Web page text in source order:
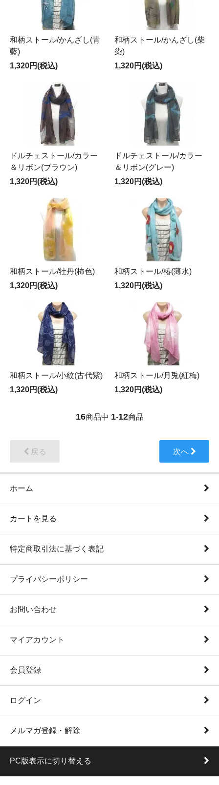
和柄ストール/かんざし(青
藍)
1,320円(税込)
和柄ストール/かんざし(柴
染)
1,320円(税込)
ドルチェストール/カラー
＆リボン(ブラウン)
1,320円(税込)
ドルチェストール/カラー
＆リボン(グレー)
1,320円(税込)
和柄ストール/牡丹(柿色)
1,320円(税込)
和柄ストール/椿(薄水)
1,320円(税込)
和柄ストール/小紋(古代紫)
1,320円(税込)
和柄ストール/月兎(紅梅)
1,320円(税込)
16商品中 1-12商品
戻る 次へ
ホーム
カートを見る
特定商取引法に基づく表記
プライバシーポリシー
お問い合わせ
マイアカウント
会員登録
ログイン
メルマガ登録・解除
PC版表示に切り替える